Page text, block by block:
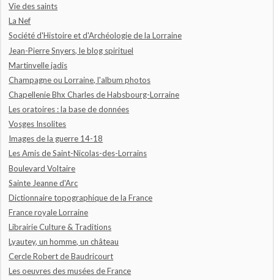
Vie des saints
La Nef
Société d'Histoire et d'Archéologie de la Lorraine
Jean-Pierre Snyers, le blog spirituel
Martinvelle jadis
Champagne ou Lorraine, l'album photos
Chapellenie Bhx Charles de Habsbourg-Lorraine
Les oratoires : la base de données
Vosges Insolites
Images de la guerre 14-18
Les Amis de Saint-Nicolas-des-Lorrains
Boulevard Voltaire
Sainte Jeanne d'Arc
Dictionnaire topographique de la France
France royale Lorraine
Librairie Culture & Traditions
Lyautey, un homme, un château
Cercle Robert de Baudricourt
Les oeuvres des musées de France